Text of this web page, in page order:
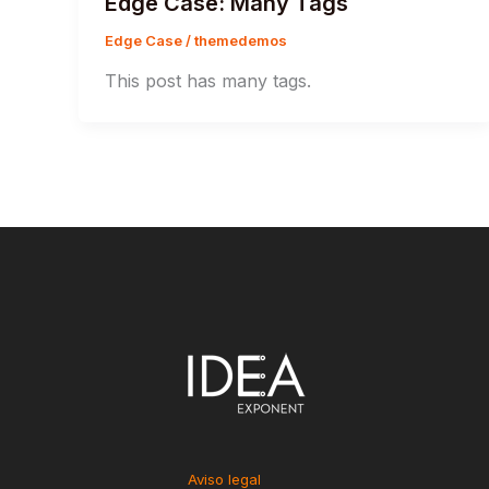
Edge Case/themedemos
This post has many tags.
Aviso legal